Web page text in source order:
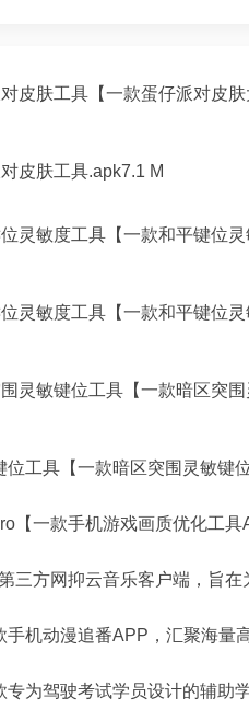
皮肤工具【一款蛋仔派对皮
皮肤工具.apk7.1 M
灵敏度工具【一款和平键位
灵敏度工具【一款和平键位
灵敏键位工具【一款暗区突
位工具【一款暗区突围灵敏键
【一款手机游戏画质优化工
三方网抑云音乐客户端，旨
手机动漫追番APP，汇聚海量
专为驾驶考试学员设计的辅助